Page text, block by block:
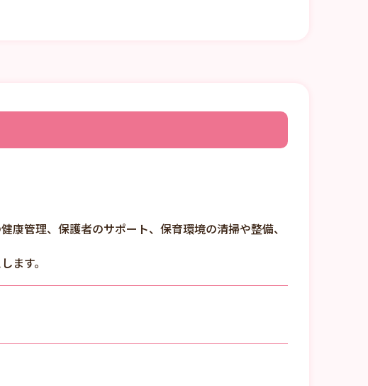
康管理、保護者のサポート、保育環境の清掃や整備、
ます。